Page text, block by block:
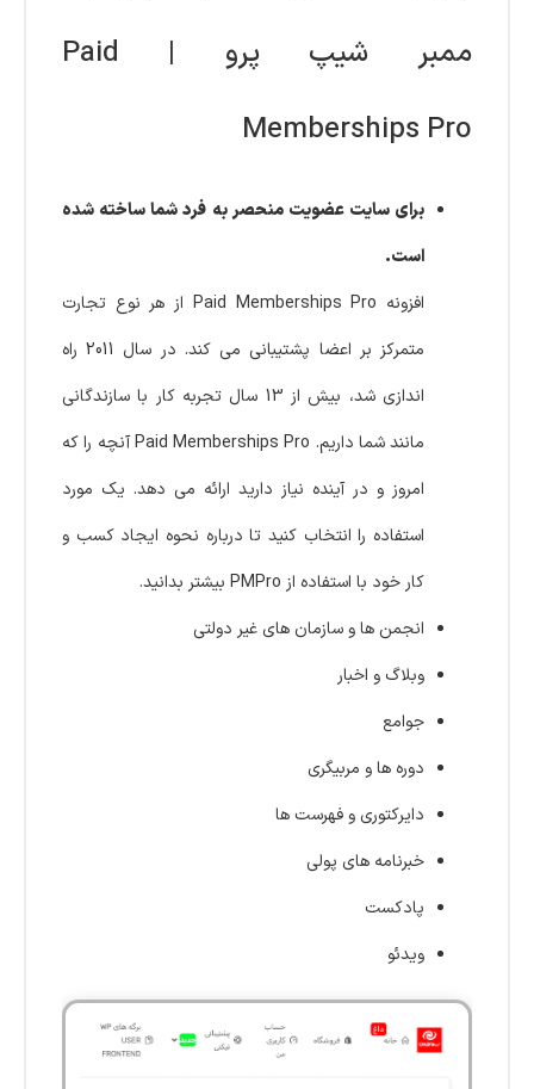
ممبر شیپ پرو | Paid
Memberships Pro
برای سایت عضویت منحصر به فرد شما ساخته شده
است.
افزونه Paid Memberships Pro از هر نوع تجارت
متمرکز بر اعضا پشتیبانی می کند. در سال 2011 راه
اندازی شد، بیش از 13 سال تجربه کار با سازندگانی
مانند شما داریم. Paid Memberships Pro آنچه را که
امروز و در آینده نیاز دارید ارائه می دهد. یک مورد
استفاده را انتخاب کنید تا درباره نحوه ایجاد کسب و
کار خود با استفاده از PMPro بیشتر بدانید.
انجمن ها و سازمان های غیر دولتی
وبلاگ و اخبار
جوامع
دوره ها و مربیگری
دایرکتوری و فهرست ها
خبرنامه های پولی
پادکست
ویدئو